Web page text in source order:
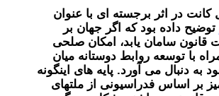
کانت در اثر برجسته ای با عنوان
توضیح داده بود که اگر جهان بر
قانون سامان یابد، امکان صلحی
با توسعه روابط دوستانه میان
به دنبال می آورد. پایه های اینگونه
بر اساس فدراسیونی از ملتهای